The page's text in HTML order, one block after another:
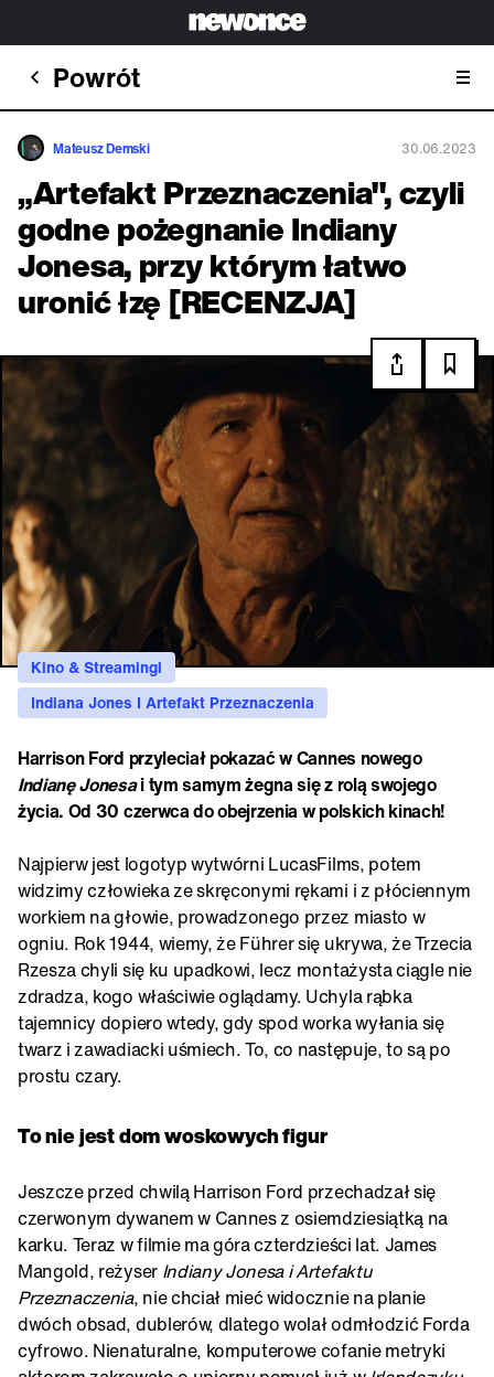
Powrót
Mateusz Demski 30.06.2023
„Artefakt Przeznaczenia", czyli
godne pożegnanie Indiany
Jonesa, przy którym łatwo
uronić łzę [RECENZJA]
Kino & Streamingi
Indiana Jones I Artefakt Przeznaczenia
Harrison Ford przyleciał pokazać w Cannes nowego
Indianę Jonesai tym samym żegna się z rolą swojego
życia. Od 30 czerwca do obejrzenia w polskich kinach!
Najpierw jest logotyp wytwórni LucasFilms, potem
widzimy człowieka ze skręconymi rękami i z płóciennym
workiem na głowie, prowadzonego przez miasto w
ogniu. Rok 1944, wiemy, że Führer się ukrywa, że Trzecia
Rzesza chyli się ku upadkowi, lecz montażysta ciągle nie
zdradza, kogo właściwie oglądamy. Uchyla rąbka
tajemnicy dopiero wtedy, gdy spod worka wyłania się
twarz i zawadiacki uśmiech. To, co następuje, to są po
prostu czary.
To nie jest dom woskowych figur
Jeszcze przed chwilą Harrison Ford przechadzał się
czerwonym dywanem w Cannes z osiemdziesiątką na
karku. Teraz w filmie ma góra czterdzieści lat. James
Mangold, reżyser Indiany Jonesa i Artefaktu
Przeznaczenia, nie chciał mieć widocznie na planie
dwóch obsad, dublerów, dlatego wolał odmłodzić Forda
cyfrowo. Nienaturalne, komputerowe cofanie metryki